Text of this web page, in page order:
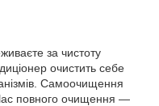
за чистоту
очистить себе
Самоочищення
повного очищення —